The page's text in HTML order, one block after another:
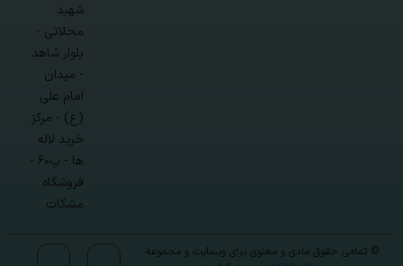
شهید
محلاتی -
بلوار شاهد
- میدان
امام علی
(ع) - مرکز
خرید لاله
ها - پ۶۰ -
فروشگاه
مشکات
© تمامی حقوق مادی و معنوی برای وبسایت و مجموعه